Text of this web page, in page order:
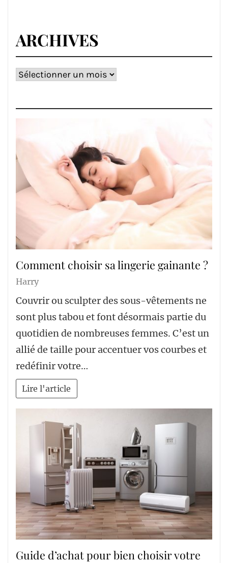
ARCHIVES
Archives
Comment choisir sa lingerie gainante ?
Harry
Couvrir ou sculpter des sous-vêtements ne
sont plus tabou et font désormais partie du
quotidien de nombreuses femmes. C’est un
allié de taille pour accentuer vos courbes et
redéfinir votre…
Lire l'article
Guide d’achat pour bien choisir votre